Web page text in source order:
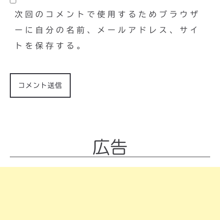
次回のコメントで使用するためブラウザ
ーに自分の名前、メールアドレス、サイ
トを保存する。
広告